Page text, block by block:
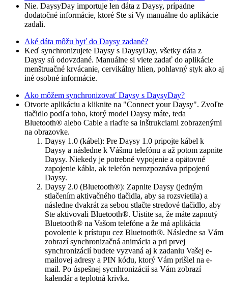
Nie. DaysyDay importuje len dáta z Daysy, prípadne
dodatočné informácie, ktoré Ste si Vy manuálne do aplikácie
zadali.
Aké dáta môžu byť do Daysy zadané?
Keď synchronizujete Daysy s DaysyDay, všetky dáta z
Daysy sú odovzdané. Manuálne si viete zadať do aplikácie
menštruačné krvácanie, cervikálny hlien, pohlavný styk ako aj
iné osobné informácie.
Ako môžem synchronizovať Daysy s DaysyDay?
Otvorte aplikáciu a kliknite na "Connect your Daysy". Zvoľte
tlačidlo podľa toho, ktorý model Daysy máte, teda
Bluetooth® alebo Cable a riaďte sa inštrukciami zobrazenými
na obrazovke.
Daysy 1.0 (kábel): Pre Daysy 1.0 pripojte kábel k
Daysy a následne k Vášmu telefónu a až potom zapnite
Daysy. Niekedy je potrebné vypojenie a opätovné
zapojenie kábla, ak telefón nerozpoznáva pripojenú
Daysy.
Daysy 2.0 (Bluetooth®): Zapnite Daysy (jedným
stlačením aktivačného tlačidla, aby sa rozsvietila) a
následne dvakrát za sebou stlačte stredové tlačidlo, aby
Ste aktivovali Bluetooth®. Uistite sa, že máte zapnutý
Bluetooth® na Vašom telefóne a že má aplikácia
povolenie k prístupu cez Bluetooth®. Následne sa Vám
zobrazí synchronizačná animácia a pri prvej
synchronizácií budete vyzvaná aj k zadaniu Vašej e-
mailovej adresy a PIN kódu, ktorý Vám prišiel na e-
mail. Po úspešnej sycnhronizácií sa Vám zobrazí
kalendár a teplotná krivka.